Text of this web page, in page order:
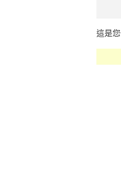
這是